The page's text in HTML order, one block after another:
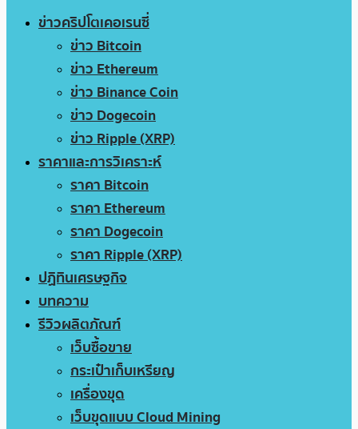
ข่าวคริปโตเคอเรนซี่
ข่าว Bitcoin
ข่าว Ethereum
ข่าว Binance Coin
ข่าว Dogecoin
ข่าว Ripple (XRP)
ราคาและการวิเคราะห์
ราคา Bitcoin
ราคา Ethereum
ราคา Dogecoin
ราคา Ripple (XRP)
ปฏิทินเศรษฐกิจ
บทความ
รีวิวผลิตภัณฑ์
เว็บซื้อขาย
กระเป๋าเก็บเหรียญ
เครื่องขุด
เว็บขุดแบบ Cloud Mining